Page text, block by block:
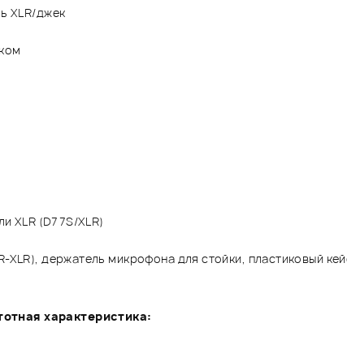
XLR/джек
XLR (D77S/XLR)
держатель микрофона для стойки, пластиковый
характеристика: